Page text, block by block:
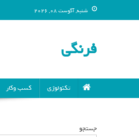
شنبه, آگوست 08, 2026
فرنگی
تکنولوژی کسب وکار
جستجو